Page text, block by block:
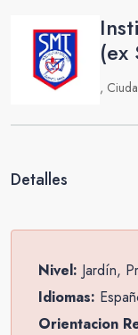
(ex
,
Detalles
Nivel: Jardín,
Idiomas:
Orientacion